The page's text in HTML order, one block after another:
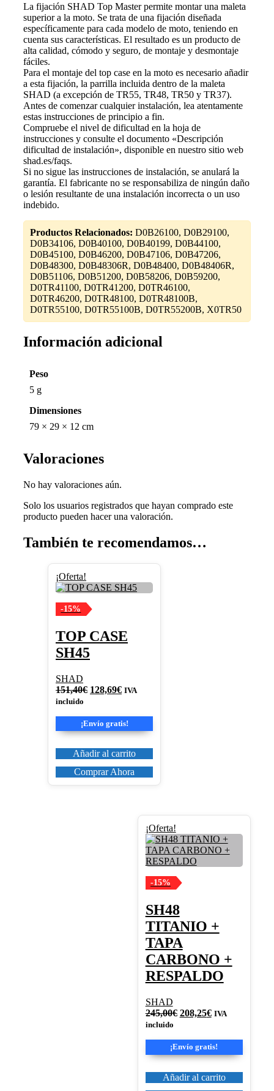
La fijación SHAD Top Master permite montar una maleta
superior a la moto. Se trata de una fijación diseñada
específicamente para cada modelo de moto, teniendo en
cuenta sus características. El resultado es un producto de
alta calidad, cómodo y seguro, de montaje y desmontaje
fáciles.
Para el montaje del top case en la moto es necesario añadir
a esta fijación, la parrilla incluida dentro de la maleta
SHAD (a excepción de TR55, TR48, TR50 y TR37).
Antes de comenzar cualquier instalación, lea atentamente
estas instrucciones de principio a fin.
Compruebe el nivel de dificultad en la hoja de
instrucciones y consulte el documento «Descripción
dificultad de instalación», disponible en nuestro sitio web
shad.es/faqs.
Si no sigue las instrucciones de instalación, se anulará la
garantía. El fabricante no se responsabiliza de ningún daño
o lesión resultante de una instalación incorrecta o un uso
indebido.
Productos Relacionados: D0B26100, D0B29100,
D0B34106, D0B40100, D0B40199, D0B44100,
D0B45100, D0B46200, D0B47106, D0B47206,
D0B48300, D0B48306R, D0B48400, D0B48406R,
D0B51106, D0B51200, D0B58206, D0B59200,
D0TR41100, D0TR41200, D0TR46100,
D0TR46200, D0TR48100, D0TR48100B,
D0TR55100, D0TR55100B, D0TR55200B, X0TR50
Información adicional
Peso
5 g
Dimensiones
79 × 29 × 12 cm
Valoraciones
No hay valoraciones aún.
Solo los usuarios registrados que hayan comprado este
producto pueden hacer una valoración.
También te recomendamos…
¡Oferta!
-15%
TOP CASE
SH45
SHAD
151,40€ El
era:
151,40€.
128,69€El
es:
128,69€.
IVA
incluido
¡Envío gratis!
Añadir al carrito
Comprar Ahora
¡Oferta!
-15%
SH48
TITANIO +
TAPA
CARBONO +
RESPALDO
SHAD
245,00€ El
era:
245,00€.
208,25€El
es:
208,25€.
IVA
incluido
¡Envío gratis!
Añadir al carrito